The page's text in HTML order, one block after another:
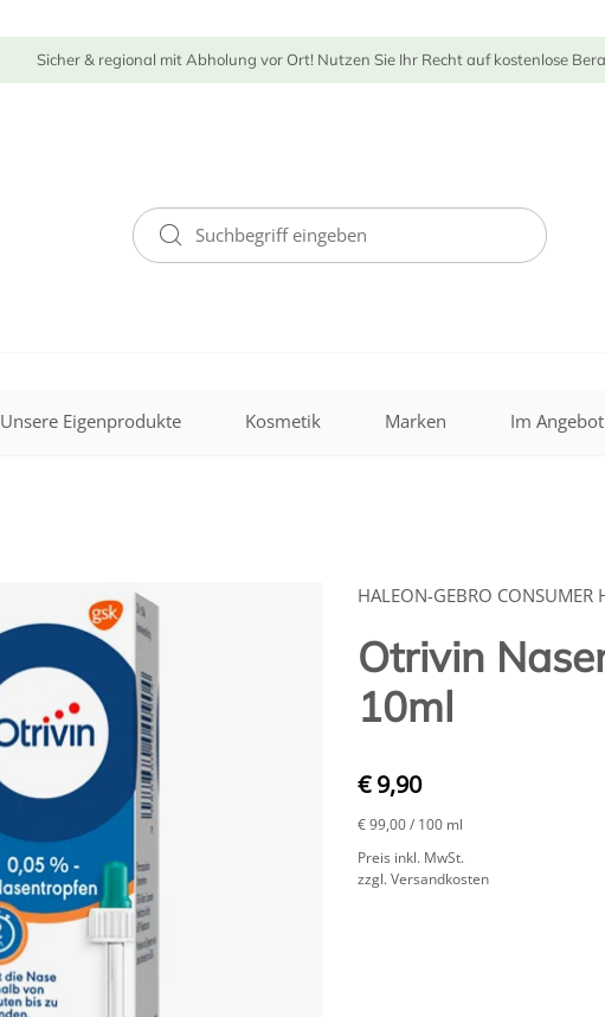
Sicher & regional mit Abholung vor Ort! Nutzen Sie Ihr Recht auf kostenlose
Unsere Eigenprodukte Kosmetik Marken Im Angebot
HALEON-GEBRO CONSUMER
Otrivin
10ml
€ 9,90
€ 99,00/ 100 ml
Preis inkl. MwSt.
zzgl. Versandkosten